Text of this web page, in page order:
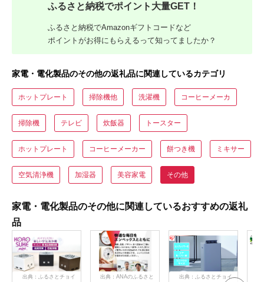
ふるさと納税でポイント大量GET！
ふるさと納税でAmazonギフトコードなど
ポイントがお得にもらえるって知ってましたか？
家電・電化製品のその他の返礼品に関連しているカテゴリ
ホットプレート 掃除機他 洗濯機 コーヒーメーカ
掃除機 テレビ 炊飯器 トースター
ホットプレート コーヒーメーカー 餅つき機 ミキサー
空気清浄機 加湿器 美容家電 その他
家電・電化製品のその他に関連しているおすすめの返礼
品
出典：ふるさとチョイ
出典：ANAのふるさと
出典：ふるさとチョイ